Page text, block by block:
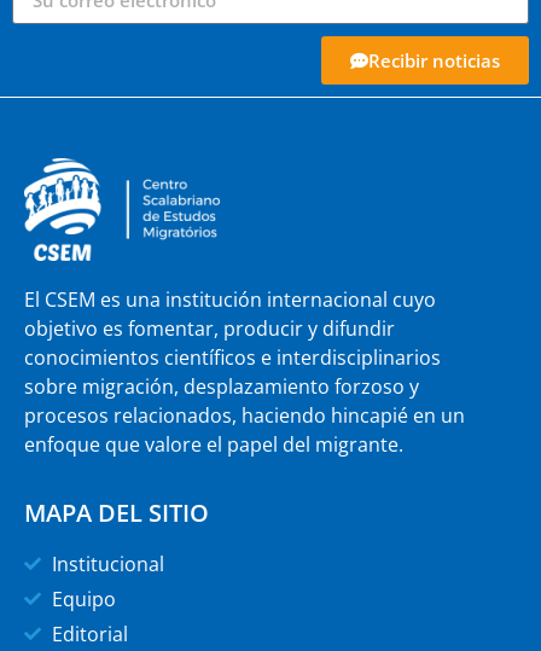
Recibir noticias
El CSEM es una institución internacional cuyo
objetivo es fomentar, producir y difundir
conocimientos científicos e interdisciplinarios
sobre migración, desplazamiento forzoso y
procesos relacionados, haciendo hincapié en un
enfoque que valore el papel del migrante.
MAPA DEL SITIO
Institucional
Equipo
Editorial